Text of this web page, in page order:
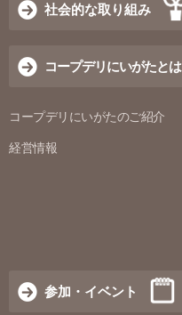
社会的な取り組み
コープデリにいがたとは
コープデリにいがたのご紹介
経営情報
参加・イベント